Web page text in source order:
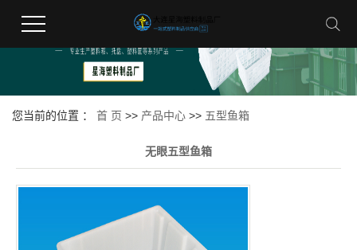
您当前的位置 ： 首 页 >> 产品中心 >> 五型鱼箱
无眼五型鱼箱